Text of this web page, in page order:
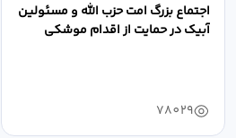
اجتماع بزرگ امت حزب الله و مسئولین
آبیک در حمایت از اقدام موشکی
78029